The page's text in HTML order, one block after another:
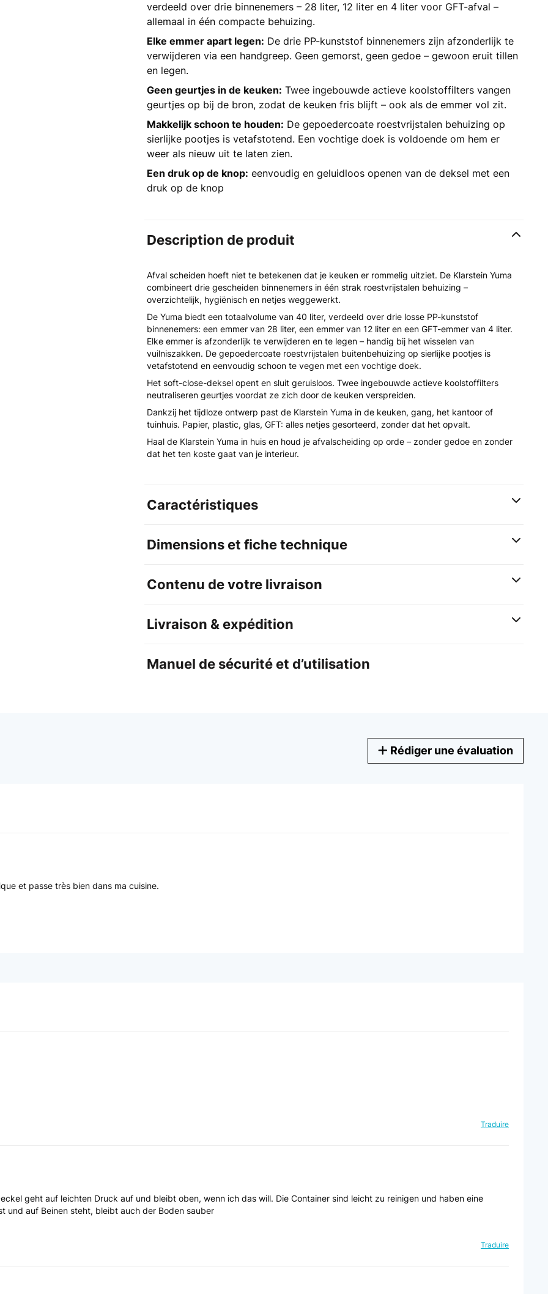
verdeeld over drie binnenemers – 28 liter, 12 liter en 4 liter voor GFT-afval –
allemaal in één compacte behuizing.
Elke emmer apart legen: De drie PP-kunststof binnenemers zijn afzonderlijk te
verwijderen via een handgreep. Geen gemorst, geen gedoe – gewoon eruit tillen
en legen.
Geen geurtjes in de keuken: Twee ingebouwde actieve koolstoffilters vangen
geurtjes op bij de bron, zodat de keuken fris blijft – ook als de emmer vol zit.
Makkelijk schoon te houden: De gepoedercoate roestvrijstalen behuizing op
sierlijke pootjes is vetafstotend. Een vochtige doek is voldoende om hem er
weer als nieuw uit te laten zien.
Een druk op de knop: eenvoudig en geluidloos openen van de deksel met een
druk op de knop
Description de produit
Afval scheiden hoeft niet te betekenen dat je keuken er rommelig uitziet. De Klarstein Yuma
combineert drie gescheiden binnenemers in één strak roestvrijstalen behuizing –
overzichtelijk, hygiënisch en netjes weggewerkt.
De Yuma biedt een totaalvolume van 40 liter, verdeeld over drie losse PP-kunststof
binnenemers: een emmer van 28 liter, een emmer van 12 liter en een GFT-emmer van 4 liter.
Elke emmer is afzonderlijk te verwijderen en te legen – handig bij het wisselen van
vuilniszakken. De gepoedercoate roestvrijstalen buitenbehuizing op sierlijke pootjes is
vetafstotend en eenvoudig schoon te vegen met een vochtige doek.
Het soft-close-deksel opent en sluit geruisloos. Twee ingebouwde actieve koolstoffilters
neutraliseren geurtjes voordat ze zich door de keuken verspreiden.
Dankzij het tijdloze ontwerp past de Klarstein Yuma in de keuken, gang, het kantoor of
tuinhuis. Papier, plastic, glas, GFT: alles netjes gesorteerd, zonder dat het opvalt.
Haal de Klarstein Yuma in huis en houd je afvalscheiding op orde – zonder gedoe en zonder
dat het ten koste gaat van je interieur.
Caractéristiques
Dimensions et fiche technique
Contenu de votre livraison
Livraison & expédition
Manuel de sécurité et d’utilisation
Rédiger une évaluation
et passe très bien dans ma cuisine.
Traduire
geht auf leichten Druck auf und bleibt oben, wenn ich das will. Die Container sind leicht zu reinigen und haben eine
und auf Beinen steht, bleibt auch der Boden sauber
Traduire